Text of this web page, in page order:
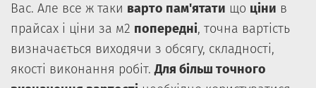
Вас. Але все ж таки варто пам'ятати що ціни в
прайсах і ціни за м2 попередні, точна вартість
визначається виходячи з обсягу, складності,
якості виконання робіт.Для більш точного